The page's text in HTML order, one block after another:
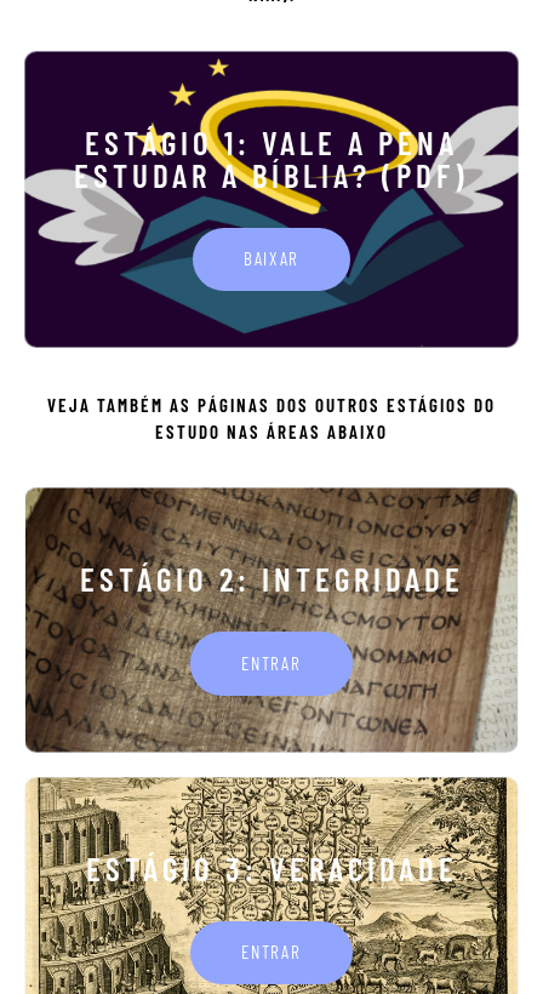
ESTÁGIO 1: VALE A PENA
ESTUDAR A BÍBLIA? (PDF)
BAIXAR
VEJA TAMBÉM AS PÁGINAS DOS OUTROS ESTÁGIOS DO
ESTUDO NAS ÁREAS ABAIXO
ESTÁGIO 2: INTEGRIDADE
ENTRAR
ESTÁGIO 3: VERACIDADE
ENTRAR